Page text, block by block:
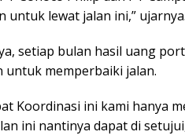
untuk lewat jalan ini,”
setiap bulan hasil uang
untuk memperbaiki jalan.
Koordinasi ini kami hanya
ini nantinya dapat di